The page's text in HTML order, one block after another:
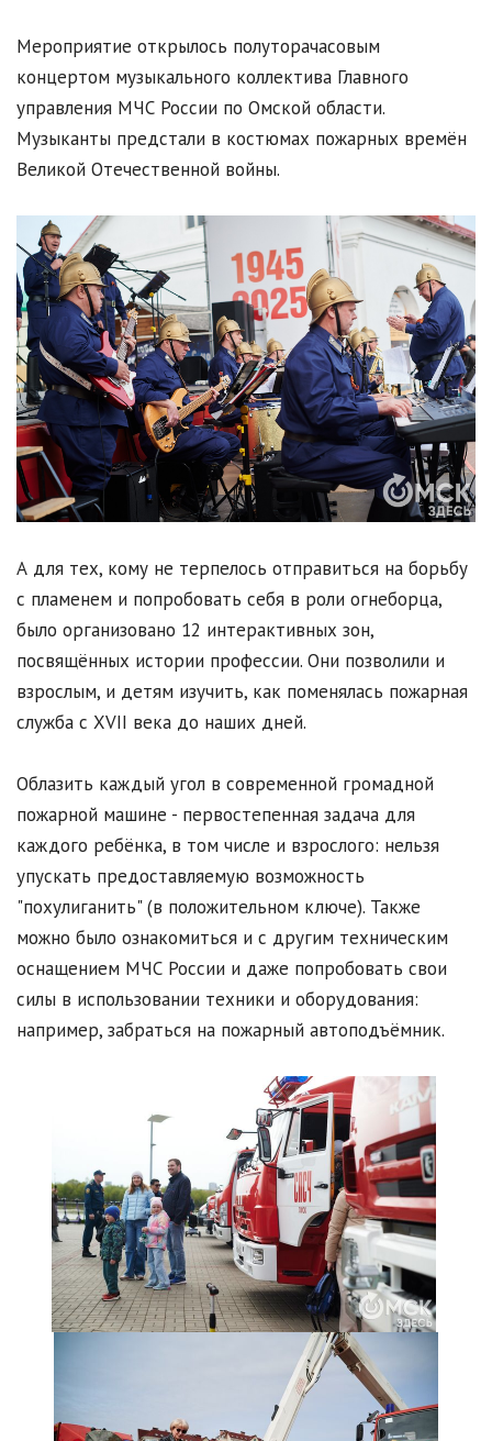
Мероприятие открылось полуторачасовым
концертом музыкального коллектива Главного
управления МЧС России по Омской области.
Музыканты предстали в костюмах пожарных времён
Великой Отечественной войны.
А для тех, кому не терпелось отправиться на борьбу
с пламенем и попробовать себя в роли огнеборца,
было организовано 12 интерактивных зон,
посвящённых истории профессии. Они позволили и
взрослым, и детям изучить, как поменялась пожарная
служба с XVII века до наших дней.
Облазить каждый угол в современной громадной
пожарной машине - первостепенная задача для
каждого ребёнка, в том числе и взрослого: нельзя
упускать предоставляемую возможность
"похулиганить" (в положительном ключе). Также
можно было ознакомиться и с другим техническим
оснащением МЧС России и даже попробовать свои
силы в использовании техники и оборудования:
например, забраться на пожарный автоподъёмник.